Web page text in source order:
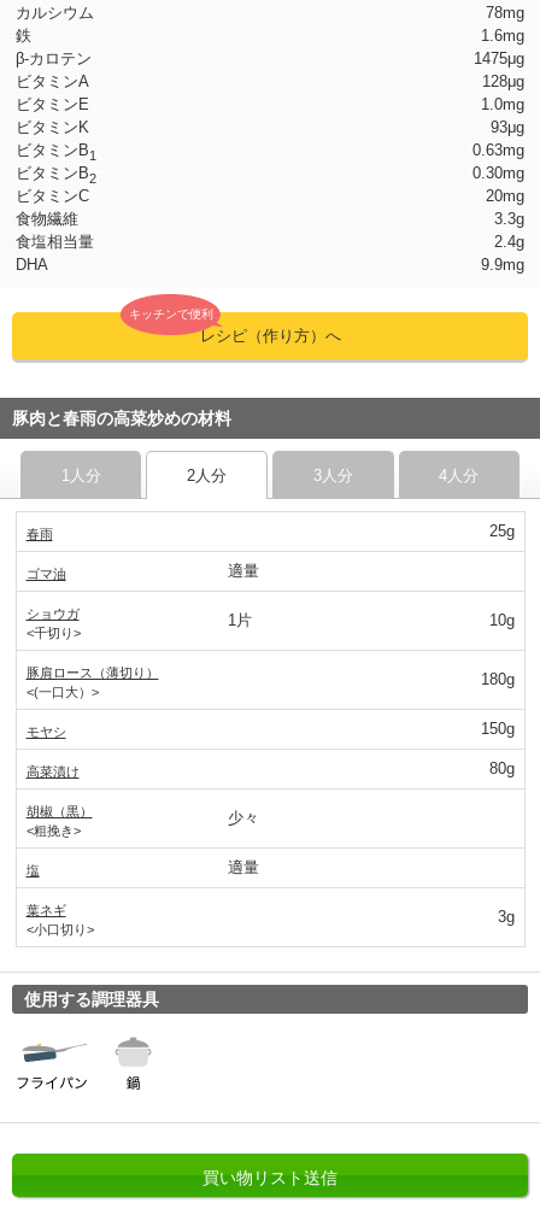
カルシウム
78mg
鉄
1.6mg
β-カロテン
1475μg
ビタミンA
128μg
ビタミンE
1.0mg
ビタミンK
93μg
ビタミンB1
0.63mg
ビタミンB2
0.30mg
ビタミンC
20mg
食物繊維
3.3g
食塩相当量
2.4g
DHA
9.9mg
キッチンで便利
レシピ（作り方）へ
豚肉と春雨の高菜炒めの材料
1人分 2人分 3人分 4人分
春雨 25g
ゴマ油 適量
ショウガ
<千切り>
1片 10g
豚肩ロース（薄切り）
<(一口大）>
180g
モヤシ 150g
高菜漬け 80g
胡椒（黒）
<粗挽き>
少々
塩 適量
葉ネギ
<小口切り>
3g
使用する調理器具
買い物リスト送信